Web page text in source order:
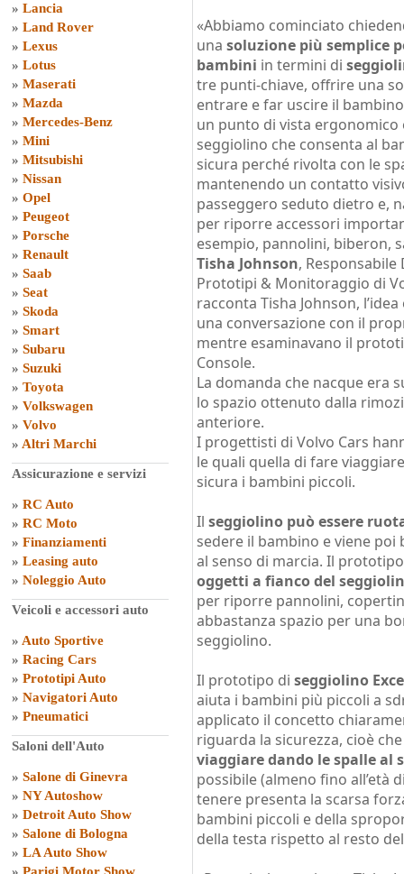
» Lancia
» Land Rover
» Lexus
» Lotus
» Maserati
» Mazda
» Mercedes-Benz
» Mini
» Mitsubishi
» Nissan
» Opel
» Peugeot
» Porsche
» Renault
» Saab
» Seat
» Skoda
» Smart
» Subaru
» Suzuki
» Toyota
» Volkswagen
» Volvo
» Altri Marchi
Assicurazione e servizi
» RC Auto
» RC Moto
» Finanziamenti
» Leasing auto
» Noleggio Auto
Veicoli e accessori auto
» Auto Sportive
» Racing Cars
» Prototipi Auto
» Navigatori Auto
» Pneumatici
Saloni dell'Auto
» Salone di Ginevra
» NY Autoshow
» Detroit Auto Show
» Salone di Bologna
» LA Auto Show
«Abbiamo cominciato
una soluzione più semplice
bambini in termini di
tre punti-chiave, offrire una
entrare e far uscire il
un punto di vista
seggiolino che consenta al
sicura perché rivolta con le
mantenendo un contatto
passeggero seduto dietro e,
per riporre accessori
esempio, pannolini, biberon,
Tisha Johnson,
Prototipi & Monitoraggio di
racconta Tisha Johnson,
una conversazione con il
mentre esaminavano il
Console.
La domanda che nacque era
lo spazio ottenuto dalla
anteriore.
I progettisti di Volvo Cars
le quali quella di fare
sicura i bambini piccoli.
Il seggiolino può essere
sedere il bambino e viene
al senso di marcia. Il
oggetti a fianco del
per riporre pannolini,
abbastanza spazio per una
seggiolino.
Il prototipo di seggiolino
aiuta i bambini più piccoli a
applicato il concetto
riguarda la sicurezza, cioè
viaggiare dando le spalle al
possibile (almeno fino all’età
tenere presenta la scarsa
bambini piccoli e della
della testa rispetto al resto